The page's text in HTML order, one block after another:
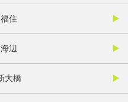
住
辺
大橋